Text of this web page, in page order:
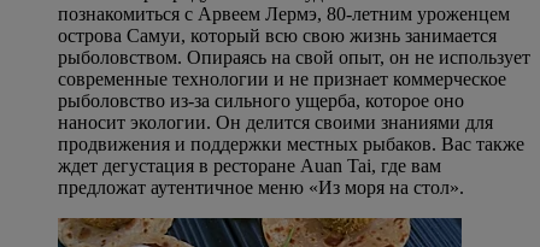
познакомиться с Арвеем Лермэ, 80-летним уроженцем
острова Самуи, который всю свою жизнь занимается
рыболовством. Опираясь на свой опыт, он не использует
современные технологии и не признает коммерческое
рыболовство из-за сильного ущерба, которое оно
наносит экологии. Он делится своими знаниями для
продвижения и поддержки местных рыбаков. Вас также
ждет дегустация в ресторане Auan Tai, где вам
предложат аутентичное меню «Из моря на стол».